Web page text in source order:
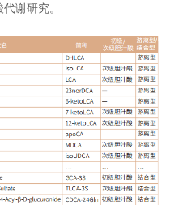
谢研究。